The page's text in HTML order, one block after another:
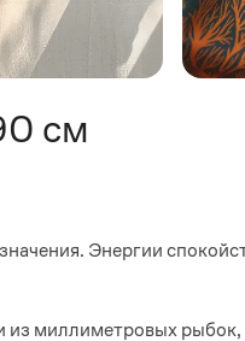
см
Энергии
из миллиметровых